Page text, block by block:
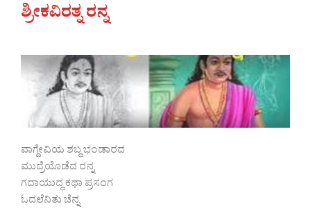
ಶ್ರೀಕವಿರತ್ನ ರನ್ನ
ವಾಗ್ದೇವಿಯ ಶಬ್ಧ ಭಂಡಾರದ
ಮುದ್ರೆಯೊಡೆದ ರನ್ನ
ಗದಾಯುದ್ಧ ಕಥಾ ಪ್ರಸಂಗ
ಓದಲೆನಿತು ಚೆನ್ನ